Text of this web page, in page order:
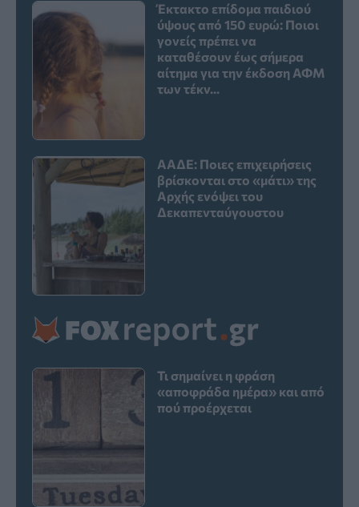
Έκτακτο επίδομα παιδιού
ύψους από 150 ευρώ: Ποιοι
γονείς πρέπει να
καταθέσουν έως σήμερα
αίτημα για την έκδοση ΑΦΜ
των τέκν...
ΑΑΔΕ: Ποιες επιχειρήσεις
βρίσκονται στο «μάτι» της
Αρχής ενόψει του
Δεκαπενταύγουστου
Τι σημαίνει η φράση
«αποφράδα ημέρα» και από
πού προέρχεται